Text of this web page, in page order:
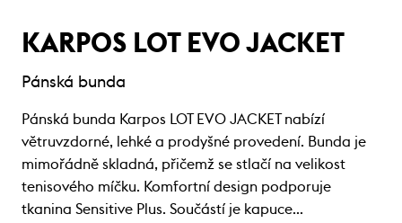
KARPOS LOT EVO JACKET
Pánská bunda
Pánská bunda Karpos LOT EVO JACKET nabízí
větruvzdorné, lehké a prodyšné provedení. Bunda je
mimořádně skladná, přičemž se stlačí na velikost
tenisového míčku. Komfortní design podporuje
tkanina Sensitive Plus. Součástí je kapuce…